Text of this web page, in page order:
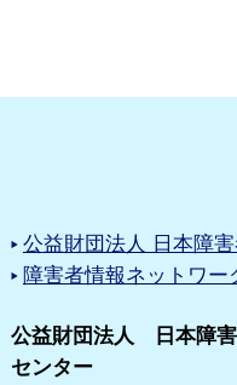
公益財団法人 日本障
障害者情報ネットワー
公益財団法人 日本障害
センター